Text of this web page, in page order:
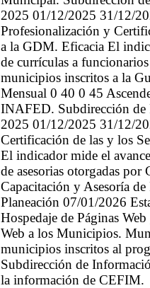
2025 01/12/2025 31/12/
Profesionalización y
a la GDM. Eficacia El
de currículas a
municipios inscritos a la
Mensual 0 40 0 45
INAFED. Subdirección de
2025 01/12/2025 31/12/
Certificación de las y los
El indicador mide el
de asesorias otorgadas
Capacitación y Asesoría
Planeación 07/01/2026
Hospedaje de Páginas
Web a los Municipios.
municipios inscritos al
Subdirección de
la información de CEFIM.